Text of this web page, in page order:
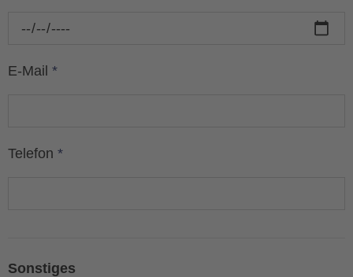
E-Mail *
Telefon *
Sonstiges